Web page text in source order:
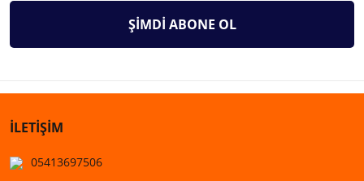
ŞİMDİ ABONE OL
İLETİŞİM
05413697506